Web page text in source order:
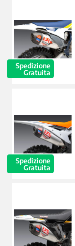
Spedizione
Gratuita
Spedizione
Gratuita